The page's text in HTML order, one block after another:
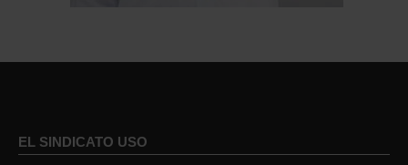
EL SINDICATO USO